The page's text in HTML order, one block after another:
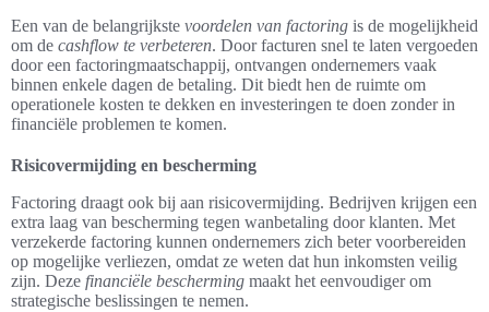
Een van de belangrijkste voordelen van factoring is de mogelijkheid
om de cashflow te verbeteren. Door facturen snel te laten vergoeden
door een factoringmaatschappij, ontvangen ondernemers vaak
binnen enkele dagen de betaling. Dit biedt hen de ruimte om
operationele kosten te dekken en investeringen te doen zonder in
financiële problemen te komen.
Risicovermijding en bescherming
Factoring draagt ook bij aan risicovermijding. Bedrijven krijgen een
extra laag van bescherming tegen wanbetaling door klanten. Met
verzekerde factoring kunnen ondernemers zich beter voorbereiden
op mogelijke verliezen, omdat ze weten dat hun inkomsten veilig
zijn. Deze financiële bescherming maakt het eenvoudiger om
strategische beslissingen te nemen.